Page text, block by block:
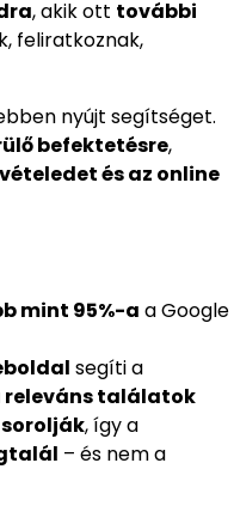
, akik ott további
feliratkoznak,
nyújt segítséget.
befektetésre,
és az online
mint 95%-a a Google
segíti a
releváns találatok
, így a
– és nem a